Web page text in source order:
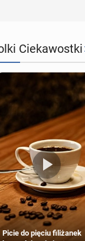
Ciekawostki
Picie do pięciu filiżanek